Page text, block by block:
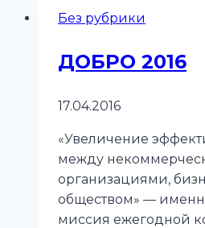
Без рубрики
ДОБРО 2016
17.04.2016
«Увеличение
между
организациями,
обществом» —
миссия ежегодной